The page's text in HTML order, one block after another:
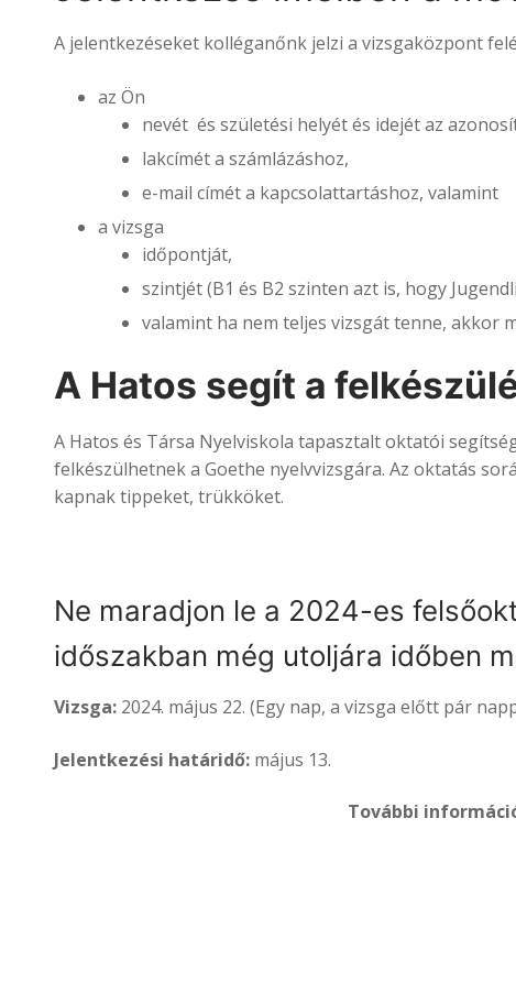
A jelentkezéseket kolléganőnk jelzi a vizsgaközpont
az Ön
nevét és születési helyét és idejét az
lakcímét a számlázáshoz,
e-mail címét a kapcsolattartáshoz, valamint
a vizsga
időpontját,
szintjét (B1 és B2 szinten azt is, hogy
valamint ha nem teljes vizsgát tenne, akkor
A Hatos segít a
A Hatos és Társa Nyelviskola tapasztalt oktatói
felkészülhetnek a Goethe nyelvvizsgára. Az oktatás
kapnak tippeket, trükköket.
Ne maradjon le a 2024-es
időszakban még utoljára időben
Vizsga: 2024. május 22. (Egy nap, a vizsga előtt pár
Jelentkezési határidő: május 13.
További